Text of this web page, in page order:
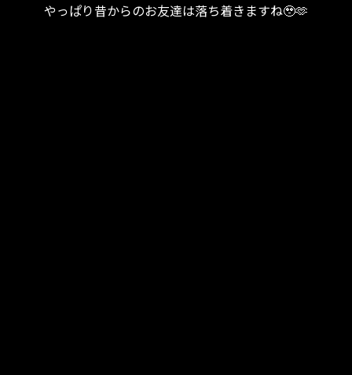
やっぱり昔からのお友達は落ち着きますね🥹🫶